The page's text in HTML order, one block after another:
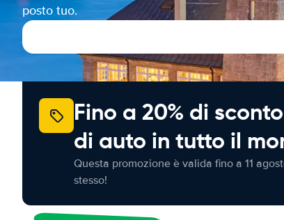
posto tuo.
Fino a 20% di
di auto in tutto il
Questa promozione è valida fino a 11
stesso!